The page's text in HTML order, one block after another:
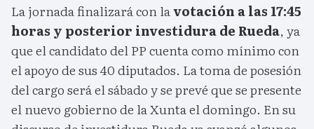
La jornada finalizará con lavotación a las 17:45
horas y posterior investidura de Rueda, ya
que el candidato del PP cuenta como mínimo con
el apoyo de sus 40 diputados. La toma de posesión
del cargo será el sábado y se prevé que se presente
el nuevo gobierno de la Xunta el domingo. En su